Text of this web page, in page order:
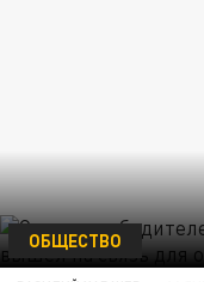
ОБЩЕСТВО